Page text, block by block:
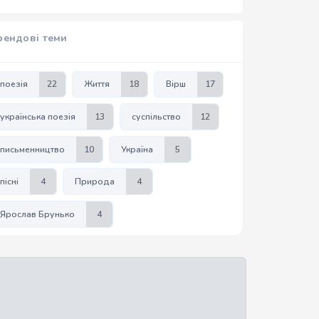
теми
поезія 22 Життя 18 Вірш 17
українська поезія 13 суспільство 12
письменництво 10 Україна 5
пісні 4 Природа 4
Ярослав Брунько 4